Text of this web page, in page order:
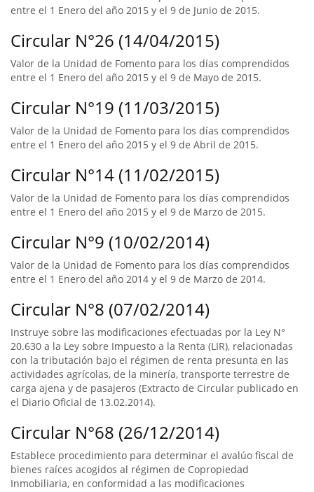
entre el 1 Enero del año 2015 y el 9 de Junio de 2015.
Circular N°26 (14/04/2015)
Valor de la Unidad de Fomento para los días comprendidos
entre el 1 Enero del año 2015 y el 9 de Mayo de 2015.
Circular N°19 (11/03/2015)
Valor de la Unidad de Fomento para los días comprendidos
entre el 1 Enero del año 2015 y el 9 de Abril de 2015.
Circular N°14 (11/02/2015)
Valor de la Unidad de Fomento para los días comprendidos
entre el 1 Enero del año 2015 y el 9 de Marzo de 2015.
Circular N°9 (10/02/2014)
Valor de la Unidad de Fomento para los días comprendidos
entre el 1 Enero del año 2014 y el 9 de Marzo de 2014.
Circular N°8 (07/02/2014)
Instruye sobre las modificaciones efectuadas por la Ley N°
20.630 a la Ley sobre Impuesto a la Renta (LIR), relacionadas
con la tributación bajo el régimen de renta presunta en las
actividades agrícolas, de la minería, transporte terrestre de
carga ajena y de pasajeros (Extracto de Circular publicado en
el Diario Oficial de 13.02.2014).
Circular N°68 (26/12/2014)
Establece procedimiento para determinar el avalúo fiscal de
bienes raíces acogidos al régimen de Copropiedad
Inmobiliaria, en conformidad a las modificaciones